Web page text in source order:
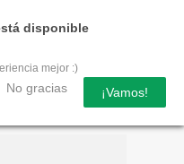
disponible
mejor :)
No gracias ¡Vamos!